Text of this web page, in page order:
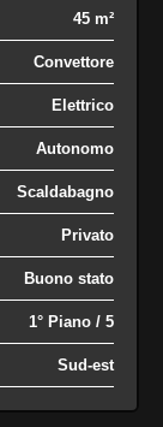
45 m²
Convettore
Elettrico
Autonomo
Scaldabagno
Privato
Buono stato
1° Piano / 5
Sud-est